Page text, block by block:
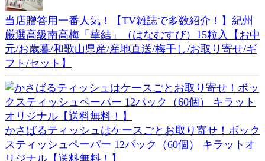
当店贈答用一番人気！【TV雑誌で多数紹介！】紀州
厳選高級南高梅「華結」（はなむすび）15粒入【お中
元/お歳暮/和歌山県産/産地直送/梅干し/お取り寄せ/ギ
フト/セット】
かさばるティッシュはケースごとお取り寄せ！ボック
スティッシュペーパー 12パック（60個） キラットオ
リジナル【送料無料！】